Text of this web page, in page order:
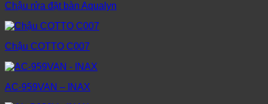
Chậu rửa đặt bàn Aqualyn
Chậu COTTO C007
AC-959VAN – INAX